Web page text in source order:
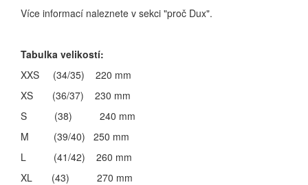
Více informací naleznete v sekci "proč Dux".
Tabulka velikostí:
XXS (34/35) 220 mm
XS (36/37) 230 mm
S (38) 240 mm
M (39/40) 250 mm
L (41/42) 260 mm
XL (43) 270 mm